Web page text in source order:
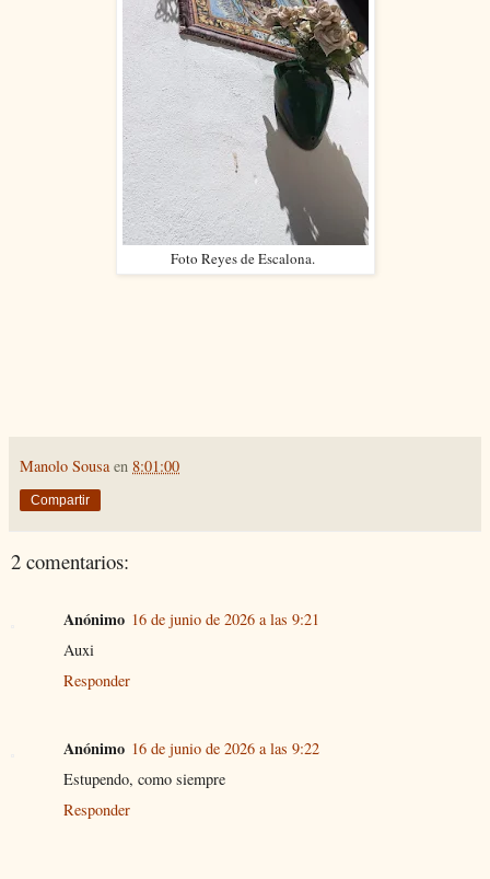
Foto Reyes de Escalona.
Manolo Sousa en 8:01:00
Compartir
2 comentarios:
Anónimo 16 de junio de 2026 a las 9:21
Auxi
Responder
Anónimo 16 de junio de 2026 a las 9:22
Estupendo, como siempre
Responder